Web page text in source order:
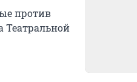
против
Театральной